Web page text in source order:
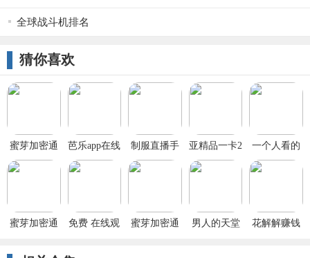
全球战斗机排名
猜你喜欢
蜜芽加密通
道入口2023
免费版入口
芭乐app在线
网站进入
iOS手机版
制服直播手
机版app
亚精品一卡2
卡三卡4卡无
一个人看的
www片高清
图片在线版
蜜芽加密通
免费 在线观
蜜芽加密通
男人的天堂
花解解赚钱